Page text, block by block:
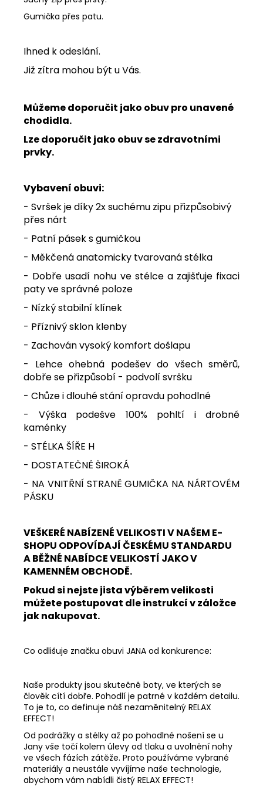
Gumička přes patu.
Ihned k odeslání.
Již zítra mohou být u Vás.
Můžeme doporučit jako obuv pro unavené
chodidla.
Lze doporučit jako obuv se zdravotními
prvky.
Vybavení obuvi:
- Svršek je díky 2x suchému zipu přizpůsobivý
přes nárt
- Patní pásek s gumičkou
- Měkčená anatomicky tvarovaná stélka
- Dobře usadí nohu ve stélce a zajišťuje fixaci
paty ve správné poloze
- Nízký stabilní klínek
- Příznivý sklon klenby
- Zachován vysoký komfort došlapu
- Lehce ohebná podešev do všech směrů,
dobře se přizpůsobí - podvolí svršku
- Chůze i dlouhé stání opravdu pohodlné
- Výška podešve 100% pohltí i drobné
kaménky
- STÉLKA ŠÍŘE H
- DOSTATEČNĚ ŠIROKÁ
- NA VNITŘNÍ STRANĚ GUMIČKA NA NÁRTOVÉM
PÁSKU
VEŠKERÉ NABÍZENÉ VELIKOSTI V NAŠEM E-
SHOPU ODPOVÍDAJÍ ČESKÉMU STANDARDU
A BĚŽNÉ NABÍDCE VELIKOSTÍ JAKO V
KAMENNÉM OBCHODĚ.
Pokud si nejste jista výběrem velikosti
můžete postupovat dle instrukcí v záložce
jak nakupovat.
Co odlišuje značku obuvi JANA od konkurence:
Naše produkty jsou skutečně boty, ve kterých se
člověk cítí dobře. Pohodlí je patrné v každém detailu.
To je to, co definuje náš nezaměnitelný RELAX
EFFECT!
Od podrážky a stélky až po pohodlné nošení se u
Jany vše točí kolem úlevy od tlaku a uvolnění nohy
ve všech fázích zátěže. Proto používáme vybrané
materiály a neustále vyvíjíme naše technologie,
abychom vám nabídli čistý RELAX EFFECT!